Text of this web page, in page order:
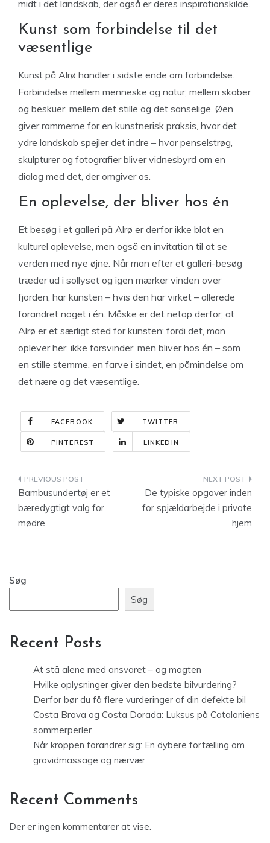
midt i det landskab, der også er deres inspirationskilde.
Kunst som forbindelse til det
væsentlige
Kunst på Alrø handler i sidste ende om forbindelse.
Forbindelse mellem menneske og natur, mellem skaber
og beskuer, mellem det stille og det sanselige. Øen
giver rammerne for en kunstnerisk praksis, hvor det
ydre landskab spejler det indre – hvor penselstrøg,
skulpturer og fotografier bliver vidnesbyrd om en
dialog med det, der omgiver os.
En oplevelse, der bliver hos én
Et besøg i et galleri på Alrø er derfor ikke blot en
kulturel oplevelse, men også en invitation til at se
verden med nye øjne. Når man efter et galleri-besøg
træder ud i sollyset og igen mærker vinden over
fjorden, har kunsten – hvis den har virket – allerede
forandret noget i én. Måske er det netop derfor, at
Alrø er et særligt sted for kunsten: fordi det, man
oplever her, ikke forsvinder, men bliver hos én – som
en stille stemme, en farve i sindet, en påmindelse om
det nære og det væsentlige.
FACEBOOK TWITTER
PINTEREST LINKEDIN
Indlægsnavigation
Bambusundertøj er et
bæredygtigt valg for
mødre
De typiske opgaver inden
for spjældarbejde i private
hjem
Søg
Søg
Recent Posts
At stå alene med ansvaret – og magten
Hvilke oplysninger giver den bedste bilvurdering?
Derfor bør du få flere vurderinger af din defekte bil
Costa Brava og Costa Dorada: Luksus på Cataloniens
sommerperler
Når kroppen forandrer sig: En dybere fortælling om
gravidmassage og nærvær
Recent Comments
Der er ingen kommentarer at vise.